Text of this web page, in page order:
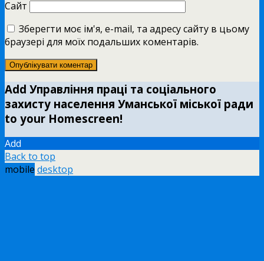
Сайт
Зберегти моє ім'я, e-mail, та адресу сайту в цьому
браузері для моїх подальших коментарів.
Add Управління праці та соціального
захисту населення Уманської міської ради
to your Homescreen!
Add
Back to top
mobile desktop